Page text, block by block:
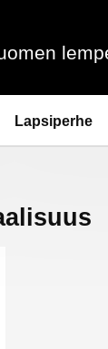
Lapsiperhe